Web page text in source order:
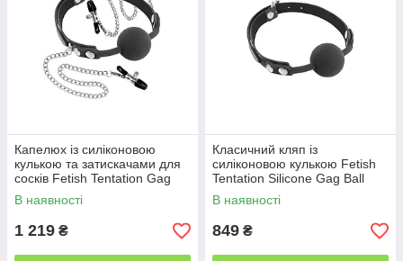
Капелюх із силіконовою
кулькою та затискачами для
сосків Fetish Tentation Gag
Ball with Nipple Clamps
В наявності
1 219 ₴
Класичний кляп із
силіконовою кулькою Fetish
Tentation Silicone Gag Ball
Black
В наявності
849 ₴